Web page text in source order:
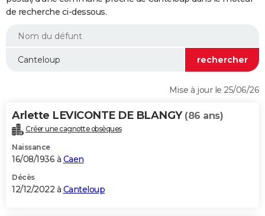
Essais
Réserver un essai
Citadines
Berlines
SUV
Forum auto
+
HIGH-TECH
BRICOLAGE
WEEK-END
Alimentation
Guide de la santé
Maladies
Médicaments
Sommeil
VOYAGE
Destinations
City break
Voyage nature
Voyage de noces
Forum
Climat
+PHOTO
GUIDES D'ACHAT
de recherche ci-dessous.
Mise à jour le 25/06/26
Arlette LEVICONTE DE BLANGY (86 ans)
Créer une cagnotte obsèques
Naissance
16/08/1936 à Caen
Décès
12/12/2022 à Canteloup